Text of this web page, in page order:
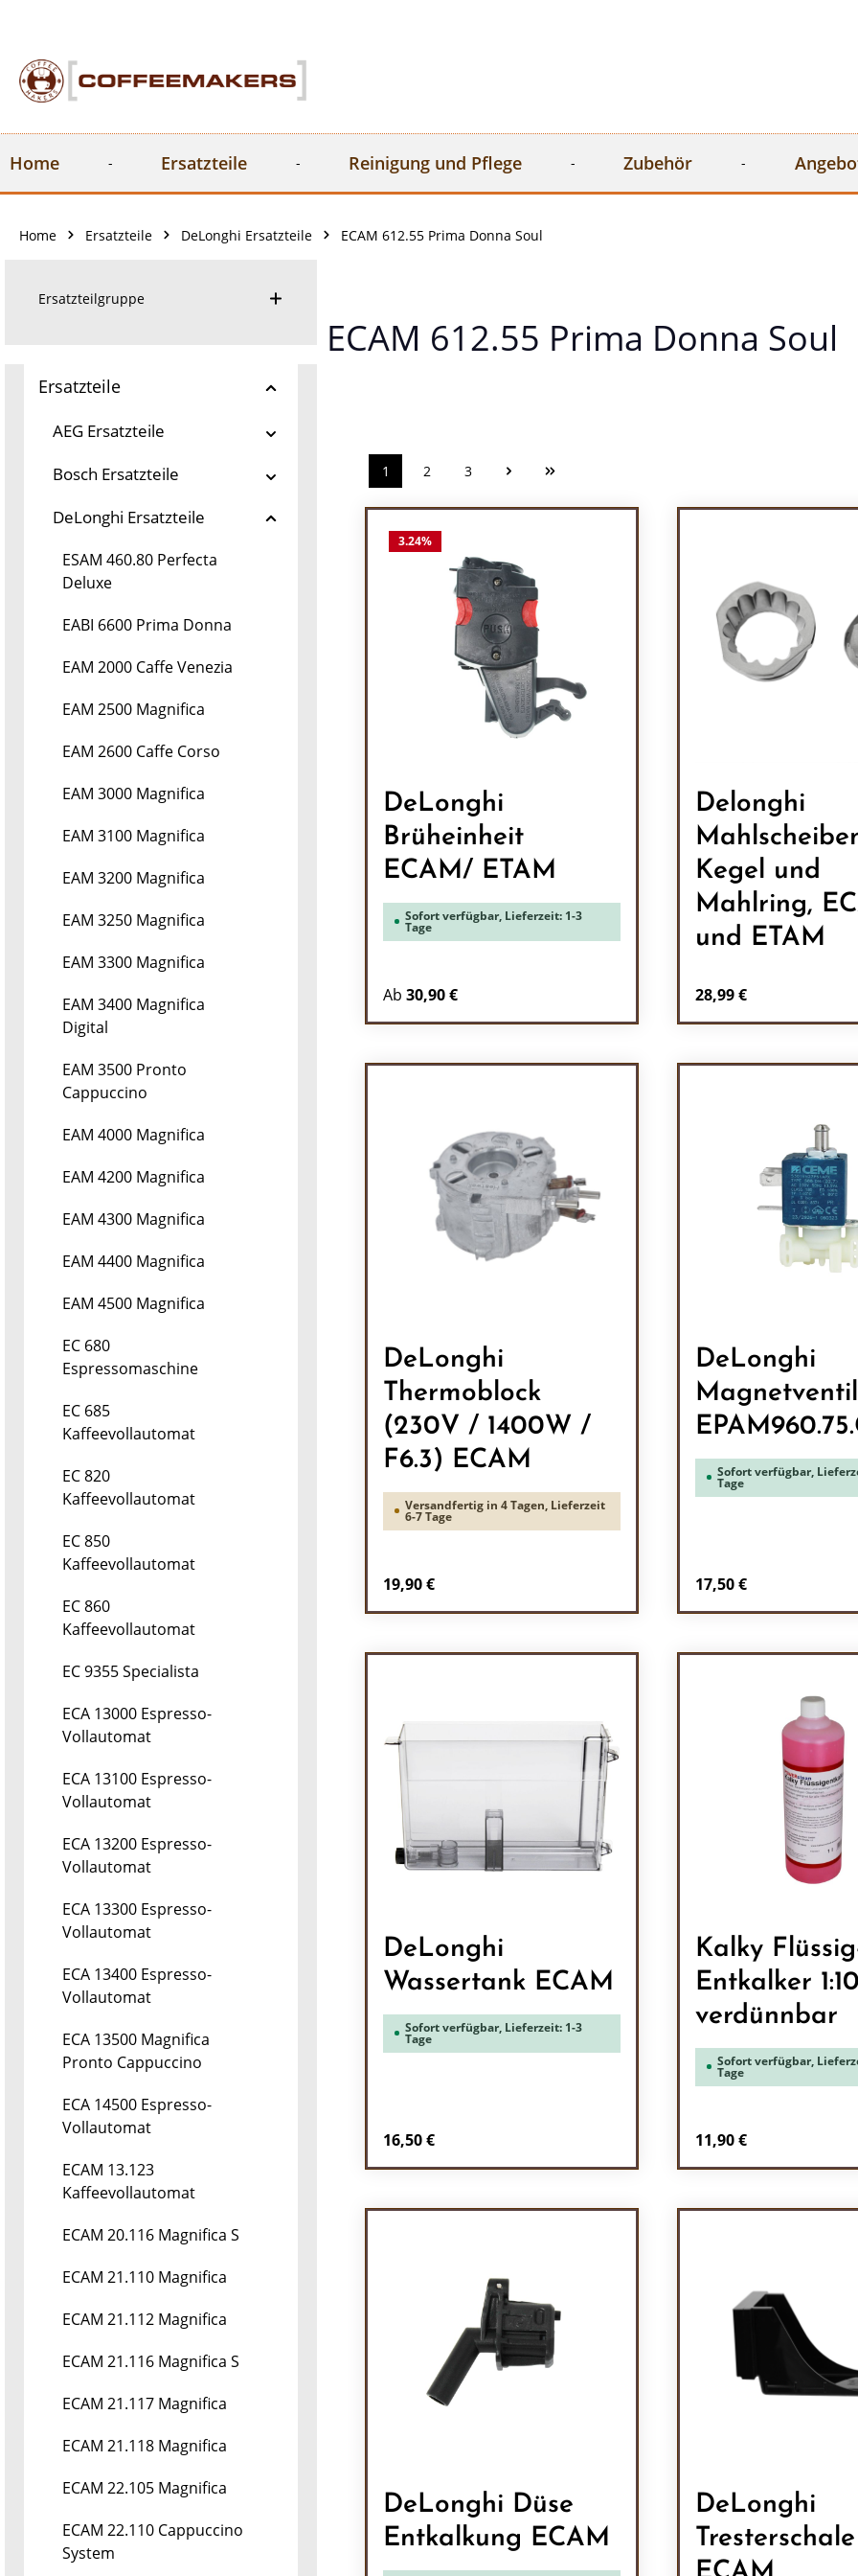
Home Ersatzteile Reinigung und Pflege Zubehör
Home Ersatzteile DeLonghi Ersatzteile ECAM 612.55 Prima Donna Soul
Ersatzteilgruppe
Ersatzteile
AEG Ersatzteile
Bosch Ersatzteile
DeLonghi Ersatzteile
ESAM 460.80 Perfecta
Deluxe
EABI 6600 Prima Donna
EAM 2000 Caffe Venezia
EAM 2500 Magnifica
EAM 2600 Caffe Corso
EAM 3000 Magnifica
EAM 3100 Magnifica
EAM 3200 Magnifica
EAM 3250 Magnifica
EAM 3300 Magnifica
EAM 3400 Magnifica
Digital
EAM 3500 Pronto
Cappuccino
EAM 4000 Magnifica
EAM 4200 Magnifica
EAM 4300 Magnifica
EAM 4400 Magnifica
EAM 4500 Magnifica
EC 680
Espressomaschine
EC 685
Kaffeevollautomat
EC 820
Kaffeevollautomat
EC 850
Kaffeevollautomat
EC 860
Kaffeevollautomat
EC 9355 Specialista
ECA 13000 Espresso-
Vollautomat
ECA 13100 Espresso-
Vollautomat
ECA 13200 Espresso-
Vollautomat
ECA 13300 Espresso-
Vollautomat
ECA 13400 Espresso-
Vollautomat
ECA 13500 Magnifica
Pronto Cappuccino
ECA 14500 Espresso-
Vollautomat
ECAM 13.123
Kaffeevollautomat
ECAM 20.116 Magnifica S
ECAM 21.110 Magnifica
ECAM 21.112 Magnifica
ECAM 21.116 Magnifica S
ECAM 21.117 Magnifica
ECAM 21.118 Magnifica
ECAM 22.105 Magnifica
ECAM 22.110 Cappuccino
System
ECAM 612.55 Prima Donna Soul
Seite
1 Seite
2 Seite
3
3.24%
DeLonghi
Brüheinheit
ECAM/ ETAM
Sofort verfügbar, Lieferzeit: 1-3
Tage
Ab 30,90 €
Delonghi
Kegel und
Mahlring,
und ETAM
Regulärer Preis:
28,99 €
DeLonghi
Thermoblock
(230V / 1400W /
F6.3) ECAM
Versandfertig in 4 Tagen, Lieferzeit
6-7 Tage
Regulärer Preis:
19,90 €
DeLonghi
Magnetventil
Sofort verfügbar,
Tage
Regulärer Preis:
17,50 €
DeLonghi
Wassertank ECAM
Sofort verfügbar, Lieferzeit: 1-3
Tage
Regulärer Preis:
16,50 €
Kalky
Entkalker 1:10
verdünnbar
Sofort verfügbar,
Tage
Regulärer Preis:
11,90 €
DeLonghi Düse
Entkalkung ECAM
DeLonghi
Tresterschale